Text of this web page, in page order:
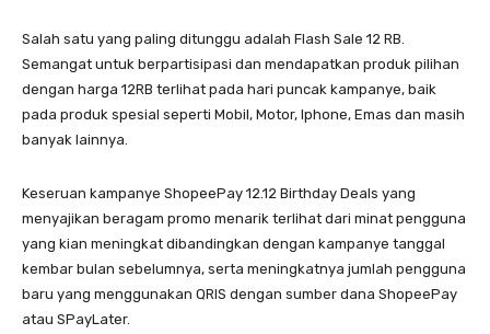
Salah satu yang paling ditunggu adalah Flash Sale 12 RB.
Semangat untuk berpartisipasi dan mendapatkan produk pilihan
dengan harga 12RB terlihat pada hari puncak kampanye, baik
pada produk spesial seperti Mobil, Motor, Iphone, Emas dan masih
banyak lainnya.
Keseruan kampanye ShopeePay 12.12 Birthday Deals yang
menyajikan beragam promo menarik terlihat dari minat pengguna
yang kian meningkat dibandingkan dengan kampanye tanggal
kembar bulan sebelumnya, serta meningkatnya jumlah pengguna
baru yang menggunakan QRIS dengan sumber dana ShopeePay
atau SPayLater.